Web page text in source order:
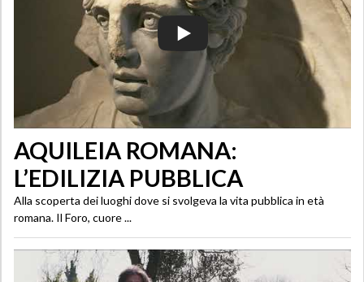
AQUILEIA ROMANA:
L’EDILIZIA PUBBLICA
Alla scoperta dei luoghi dove si svolgeva la vita pubblica in età
romana. Il Foro, cuore ...